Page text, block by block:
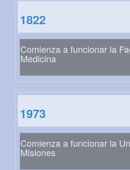
1822
Comienza a funcionar la
Medicina
1973
Comienza a funcionar la
Misiones